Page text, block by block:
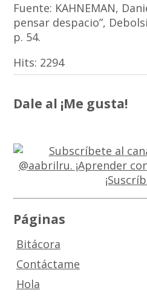
Fuente: KAHNEMAN,
pensar despacio”,
p. 54.
Hits: 2294
Dale al ¡Me gusta!
Páginas
Bitácora
Contáctame
Hola